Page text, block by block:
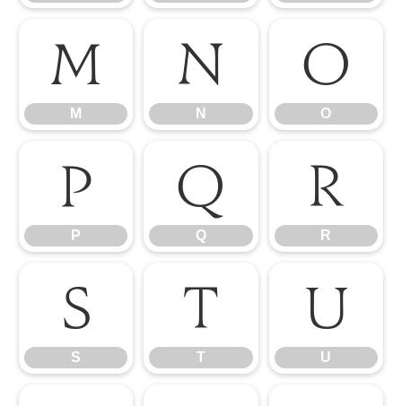
M
M
N
N
O
O
P
P
Q
Q
R
R
S
S
T
T
U
U